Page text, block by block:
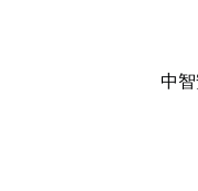
中智